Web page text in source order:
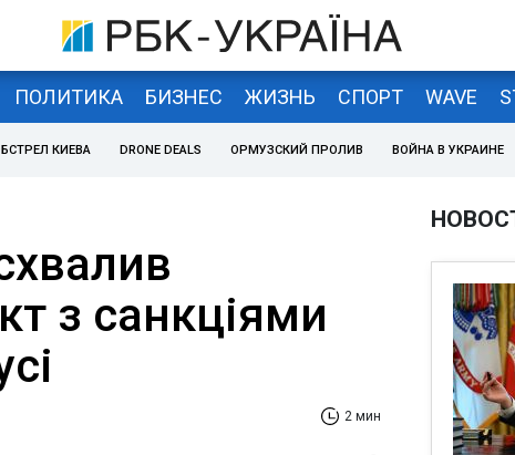
ПОЛИТИКА БИЗНЕС ЖИЗНЬ СПОРТ WAVE
КИЕВА DRONE DEALS ОРМУЗСКИЙ ПРОЛИВ ВОЙНА В УКРАИНЕ
з санкціями
2 мин